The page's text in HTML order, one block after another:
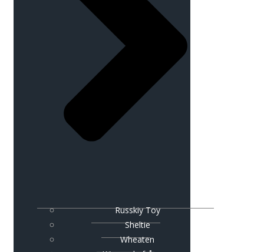
Russkiy Toy
Sheltie
Wheaten